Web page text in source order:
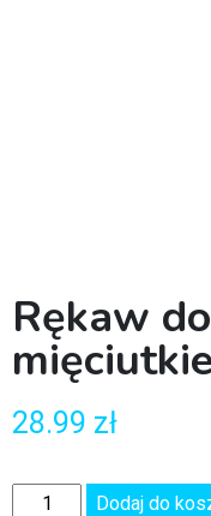
Rękaw
28.99 zł
Dodaj do